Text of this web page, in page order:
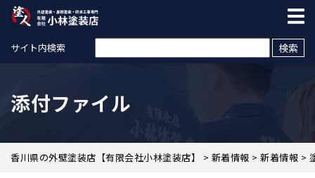
サイト内検索
添付ファイル
香川県の外壁塗装店【有限会社小林塗装店】 > 新着情報 > 新着情報 >